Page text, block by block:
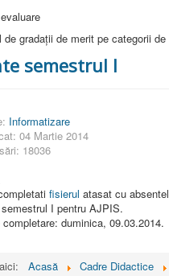
de gradații de merit pe categorii
semestrul I
Informatizare
04 Martie 2014
18036
fisierul atasat cu
I pentru AJPIS.
completare: duminica, 09.03.2014.
Acasă Cadre Didactice